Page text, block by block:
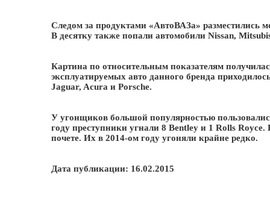
Следом за продуктами «АвтоВАЗа» разместились
В десятку также попали автомобили Nissan,
Картина по относительным показателям
эксплуатируемых авто данного бренда
Jaguar, Acura и Porsche.
У угонщиков большой популярностью
году преступники угнали 8 Bentley и 1 Rolls
почете. Их в 2014-ом году угоняли крайне редко.
Дата публикации: 16.02.2015